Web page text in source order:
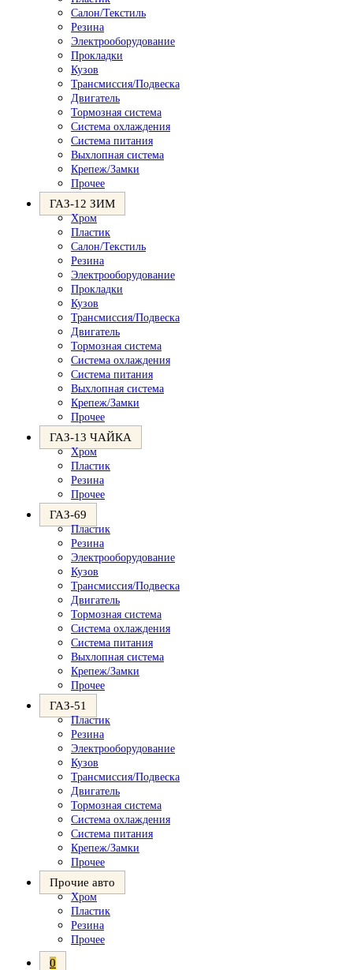
Салон/Текстиль
Резина
Электрооборудование
Прокладки
Кузов
Трансмиссия/Подвеска
Двигатель
Тормозная система
Система охлаждения
Система питания
Выхлопная система
Крепеж/Замки
Прочее
ГАЗ-12 ЗИМ
Хром
Пластик
Салон/Текстиль
Резина
Электрооборудование
Прокладки
Кузов
Трансмиссия/Подвеска
Двигатель
Тормозная система
Система охлаждения
Система питания
Выхлопная система
Крепеж/Замки
Прочее
ГАЗ-13 ЧАЙКА
Хром
Пластик
Резина
Прочее
ГАЗ-69
Пластик
Резина
Электрооборудование
Кузов
Трансмиссия/Подвеска
Двигатель
Тормозная система
Система охлаждения
Система питания
Выхлопная система
Крепеж/Замки
Прочее
ГАЗ-51
Пластик
Резина
Электрооборудование
Кузов
Трансмиссия/Подвеска
Двигатель
Тормозная система
Система охлаждения
Система питания
Крепеж/Замки
Прочее
Прочие авто
Хром
Пластик
Резина
Прочее
0